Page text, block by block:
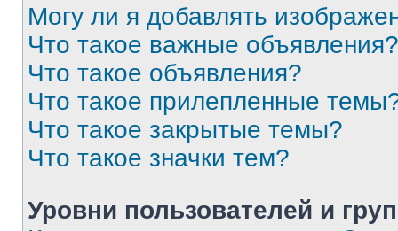
Могу ли я добавлять
Что такое важные объявления?
Что такое объявления?
Что такое прилепленные
Что такое закрытые темы?
Что такое значки тем?
Уровни пользователей и